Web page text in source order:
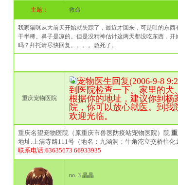
主题： 救命
我家猫咪从大前天开始就失踪了，最近才回来，可是吐的东
干半稀。鼻子是凉的。但是没精神估计这两天都没吃东西，
吗？拜托请尽快回复。。。。急死了。
重庆宠物医院
宠物医生回复(2006-9-8
到医院检查一下。家里的犬
根据你的地址，建议你到
院，你可以放心就医。到我
欢迎光临。
重庆名望宠物医院（原重庆市兽医防疫站宠物医院）院
地址:上清寺路111号（地名：九涵洞；牛角沱立交桥往化
联系电话:63635673 66933935
no. 3 晶晶